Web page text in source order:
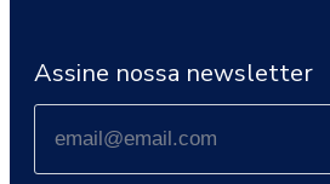
Assine nossa newsletter